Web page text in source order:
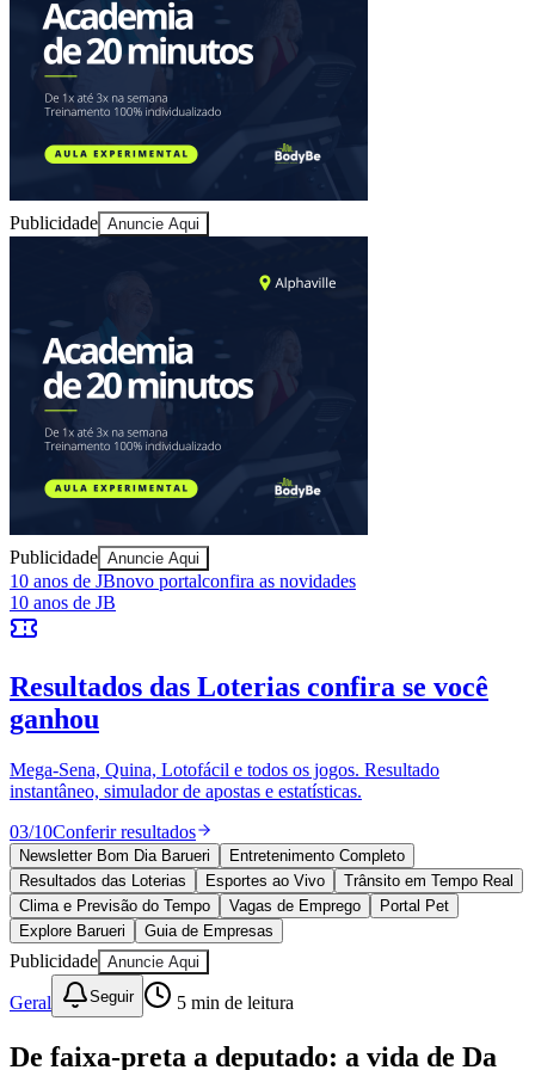
Bragantino
Publicidade Anuncie Aqui
Publicidade Anuncie Aqui